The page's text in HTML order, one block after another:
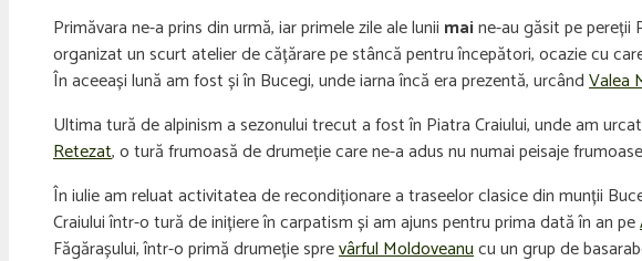
Primăvara ne-a prins din urmă, iar primele zile ale lunii maine-au găsit pe pereții
organizat un scurt atelier de cățărare pe stâncă pentru începători, ocazie cu
În aceeași lună am fost și în Bucegi, unde iarna încă era prezentă, urcândValea
Ultima tură de alpinism a sezonului trecut a fost în Piatra Craiului, unde am
Retezat, o tură frumoasă de drumeție care ne-a adus nu numai peisaje
În iulie am reluat activitatea de recondiționare a traseelor clasice din munții
Craiului într-o tură de inițiere în carpatism și am ajuns pentru prima dată în an pe
Făgărașului, într-o primă drumeție sprevârful Moldoveanucu un grup de